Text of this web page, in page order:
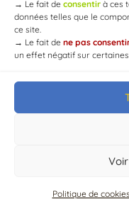
→ Le fait de consentir à ces
données telles que le
ce site.
→ Le fait de ne pas
un effet négatif sur
Politique de cookies
© Mairie de